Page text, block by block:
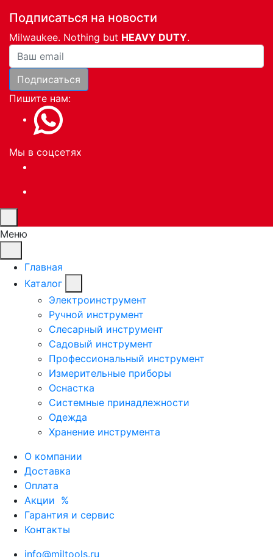
Подписаться на новости
Milwaukee. Nothing but HEAVY DUTY.
Ваша почта
Подписаться
Пишите нам:
Мы в соцсетях
Меню
Главная
Каталог
Электроинструмент
Ручной инструмент
Слесарный инструмент
Садовый инструмент
Профессиональный инструмент
Измерительные приборы
Оснастка
Системные принадлежности
Одежда
Хранение инструмента
О компании
Доставка
Оплата
Акции %
Гарантия и сервис
Контакты
info@miltools.ru